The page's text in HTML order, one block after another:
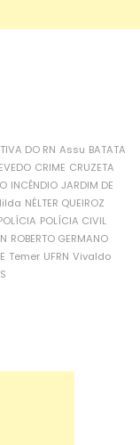
DO RN Assu BATATA
CRIME CRUZETA
INCÊNDIO JARDIM DE
NÉLTER QUEIROZ
POLÍCIA CIVIL
ROBERTO GERMANO
Temer UFRN Vivaldo